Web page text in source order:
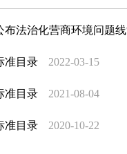
法治化营商环境问题
准目录 2022-03-15
准目录 2021-08-04
准目录 2020-10-22